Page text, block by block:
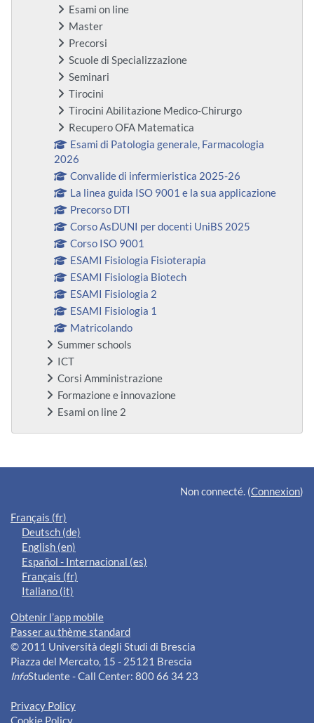
Esami on line
Master
Precorsi
Scuole di Specializzazione
Seminari
Tirocini
Tirocini Abilitazione Medico-Chirurgo
Recupero OFA Matematica
Esami di Patologia generale, Farmacologia
2026
Convalide di infermieristica 2025-26
La linea guida ISO 9001 e la sua applicazione
Precorso DTI
Corso AsDUNI per docenti UniBS 2025
Corso ISO 9001
ESAMI Fisiologia Fisioterapia
ESAMI Fisiologia Biotech
ESAMI Fisiologia 2
ESAMI Fisiologia 1
Matricolando
Summer schools
ICT
Corsi Amministrazione
Formazione e innovazione
Esami on line 2
Blocs supplémentaires
Non connecté. (Connexion)
Français ‎(fr)‎
Deutsch ‎(de)‎
English ‎(en)‎
Español - Internacional ‎(es)‎
Français ‎(fr)‎
Italiano ‎(it)‎
Obtenir l’app mobile
Passer au thème standard
© 2011 Università degli Studi di Brescia
Piazza del Mercato, 15 - 25121 Brescia
InfoStudente - Call Center: 800 66 34 23
Privacy Policy
Cookie Policy